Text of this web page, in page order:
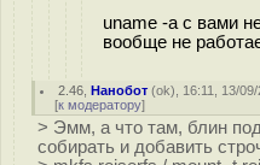
uname -a с вами
вообще не
2.46 ,Нанобот (ok), 16:11, 13/
[к модератору]
> Эмм, а что там, блин
собирать и добавить